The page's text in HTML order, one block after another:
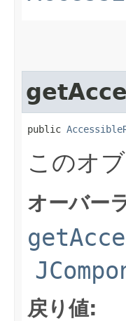
public
このオ
オーバー
戻り値: